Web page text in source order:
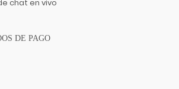
chat en vivo
DE PAGO